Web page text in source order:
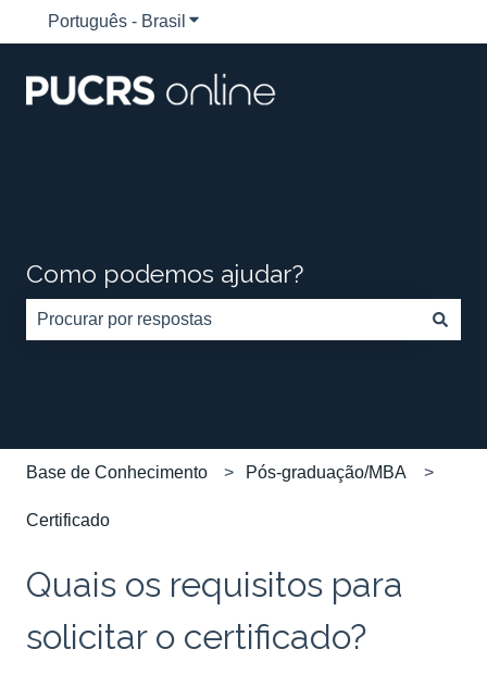
Português - Brasil Mostrar submenu para traduções
Como podemos ajudar?
Base de Conhecimento Pós-graduação/MBA
Certificado
Quais os requisitos para
solicitar o certificado?